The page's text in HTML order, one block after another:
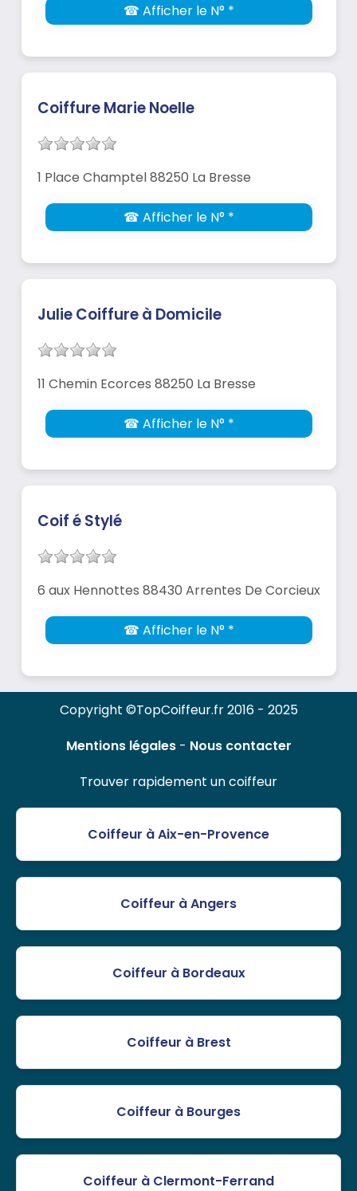
☎ Afficher le N° *
Coiffure Marie Noelle
1 Place Champtel 88250 La Bresse
☎ Afficher le N° *
Julie Coiffure à Domicile
11 Chemin Ecorces 88250 La Bresse
☎ Afficher le N° *
Coif é Stylé
6 aux Hennottes 88430 Arrentes De Corcieux
☎ Afficher le N° *
Copyright ©TopCoiffeur.fr 2016 - 2025
Mentions légales- Nous contacter
Trouver rapidement un coiffeur
Coiffeur à Aix-en-Provence
Coiffeur à Angers
Coiffeur à Bordeaux
Coiffeur à Brest
Coiffeur à Bourges
Coiffeur à Clermont-Ferrand